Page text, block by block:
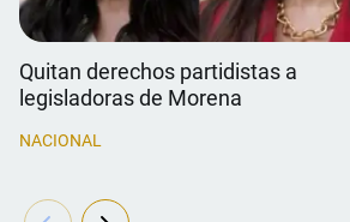
Quitan derechos partidistas a
legisladoras de Morena
NACIONAL